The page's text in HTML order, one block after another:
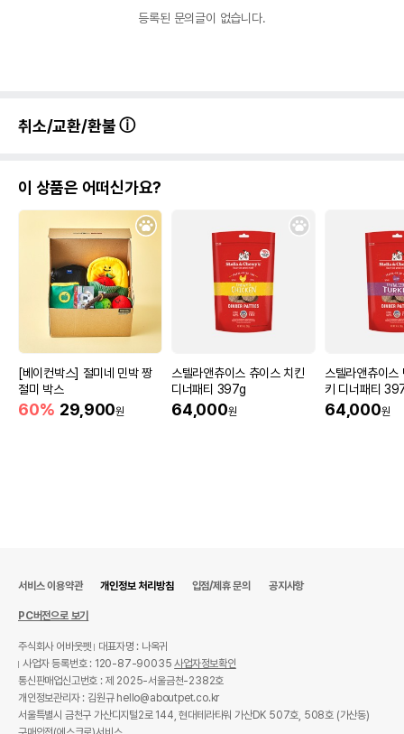
등록된 문의글이 없습니다.
취소/교환/환불
이 상품은 어떠신가요?
[베이컨박스] 절미네 민박 짱
절미 박스
60% 29,900원
스텔라앤츄이스 츄이스 치킨
디너패티 397g
64,000원
스텔라앤츄이스
키 디너패티
64,000원
서비스 이용약관 개인정보 처리방침 입점/제휴 문의 공지사항
PC버전으로 보기
주식회사 어바웃펫
대표자명 : 나옥귀
사업자 등록번호 : 120-87-90035사업자정보확인
통신판매업신고번호 : 제 2025-서울금천-2382호
개인정보관리자 : 김원규 hello@aboutpet.co.kr
서울특별시 금천구 가산디지털2로 144, 현대테라타워 가산DK 507호, 508호 (가산동)